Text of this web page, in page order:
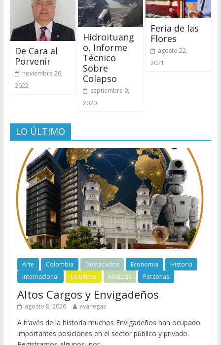
De Cara al
Porvenir
noviembre 26,
2022
Hidroituang
o, Informe
Técnico
Sobre
Colapso
septiembre 9,
2020
Feria de las
Flores
agosto 22,
2021
LO ÚLTIMO
Arte Colombia Destacados Economia
Historia
Internacional
Lo ultimo Noticias Personas
Altos Cargos y Envigadeños
agosto 8, 2026 avanegas
A través de la historia muchos Envigadeños han ocupado
importantes posiciones en el sector público y privado.